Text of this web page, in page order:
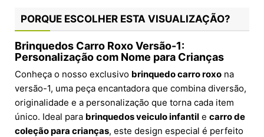
PORQUE ESCOLHER ESTA VISUALIZAÇÃO?
Brinquedos Carro Roxo Versão-1:
Personalização com Nome para Crianças
Conheça o nosso exclusivo brinquedo carro roxo na
versão-1, uma peça encantadora que combina diversão,
originalidade e a personalização que torna cada item
único. Ideal para brinquedos veiculo infantil e carro de
coleção para crianças, este design especial é perfeito